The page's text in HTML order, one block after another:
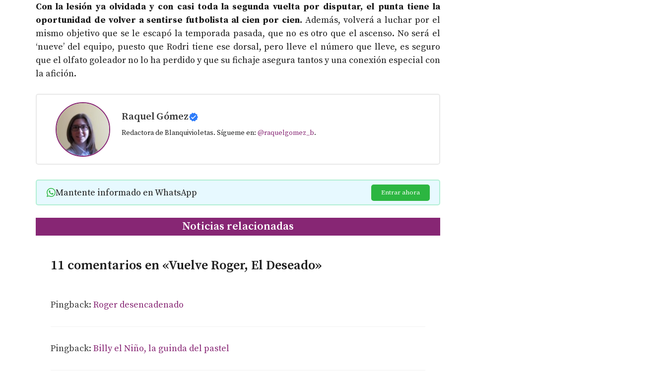
Con la lesión ya olvidada y con casi toda la segunda vuelta por disputar, el punta tiene la
oportunidad de volver a sentirse futbolista al cien por cien. Además, volverá a luchar por el
mismo objetivo que se le escapó la temporada pasada, que no es otro que el ascenso. No será el
‘nueve’ del equipo, puesto que Rodri tiene ese dorsal, pero lleve el número que lleve, es seguro
que el olfato goleador no lo ha perdido y que su fichaje asegura tantos y una conexión especial con
la afición.
Raquel Gómez
Redactora de Blanquivioletas. Sígueme en: @raquelgomez_b.
Mantente informado en WhatsApp Entrar ahora
Noticias relacionadas
11 comentarios en «Vuelve Roger, El Deseado»
Pingback: Roger desencadenado
Pingback: Billy el Niño, la guinda del pastel